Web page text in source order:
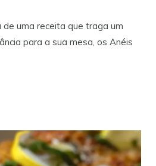
uma receita que traga um
para a sua mesa, os Anéis